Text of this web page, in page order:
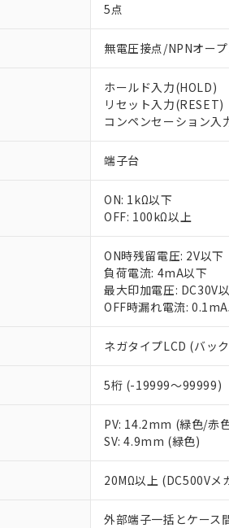
5点
無電圧接点/NPNオー
ホールド入力(HOLD)
リセット入力(RESET)
コンペンセーション入
端子台
ON: 1kΩ以下
OFF: 100kΩ以上
ON時残留電圧: 2V以下
負荷電流: 4mA以下
最大印加電圧: DC30V
OFF時漏れ電流:
ネガタイプLCD (バッ
5桁 (-19999～99999)
PV: 14.2mm (緑色/赤
SV: 4.9mm (緑色)
20MΩ以上 (DC500Vメ
外部端子一括とケース
ご利用条件
以下の条件をお読みいただき、同
くものです。
当社制御機器事業取扱商品
のであり、閲覧された時点
正式な納期状況および標準
当社販売員にご相談ください。
オムロン制御機器販売店や当
在庫状況および標準価格結
マイパーツ機能（部品リス
ている必要があります。
お客様が当ウェブサイト上
※当社の共同利用者とは、"個
いる法人を指します。
対応予定：EU RoHS指令（10物
対応予定なし：EU RoHS指令（
調査・確認中：EU RoHS指令（
非該当品：ライセンス料など無形
仕入先様の事情により、非含有部
があります。
六価クロム(Cr(Ⅵ)) 1000ppm以下、ポリ臭
ル（DBP） 1000ppm以下、フタル酸ジイ
但し、RoHS指令で産業用監視および制御機
フタル酸エステル類の４物質については閾値
※2 対応予定月
部品在庫の切り替え状況などによ
※3 非含有証明書ダウンロード
下記の非含有証明書をダウンロー
EU RoHS指令（10物質）の非含有
51物質の非含有証明書（当社基準）
※本証明書は発行日時点で非含有
また、RoHS指令のフタル酸エス
混在することから備考欄に対応日
既に当社にて対応品への在庫切
※1 中国RoHS○×表
「○」：最大均質材料含有率が中
「×」：最大均質材料含有率が中
*中国RoHS10物質の基準値 (GB/T26572)：
Pb(鉛) :1000ppm、 Hg(水銀) : 1000ppm、
Cr(Ⅵ)(六価クロム) : 1000ppm、 PBBs(ポリ
DBP(フタル酸ジブチル) : 1000ppm、
※2 環境保護使用期限
「ｅ」：有害物質（10物質）のす
「10」：通常の使用状況下におい
「－」：未確認です。当社販売部
当社は、これら貴社製品の
う）を輸出または国外への
当社は貴社製品を、核兵器
置等に一切使用いたしません
当社は、貴社製品を第三者
また当社は、販売先および
たしません。
合
説明
一定数以上の在庫あり
一定数には満たないが在庫
在庫なし(最新の在庫状
機器販売店・当社販売員
受注生産機種、また在